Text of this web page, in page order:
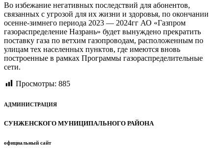
Во избежание негативных последствий для абонентов,
связанных с угрозой для их жизни и здоровья, по окончании
осенне-зимнего периода 2023 — 2024гг АО «Газпром
газораспределение Назрань» будет вынуждено прекратить
поставку газа по ветхим газопроводам, расположенным по
улицам тех населенных пунктов, где имеются вновь
построенные в рамках Программы газораспределительные
сети.
Просмотры: 885
АДМИНИСТРАЦИЯ
СУНЖЕНСКОГО МУНИЦИПАЛЬНОГО РАЙОНА
официальный сайт